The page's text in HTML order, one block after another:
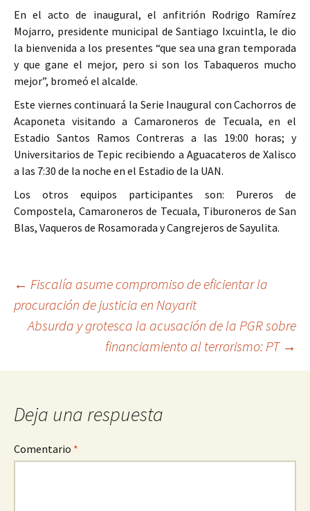
En el acto de inaugural, el anfitrión Rodrigo Ramírez
Mojarro, presidente municipal de Santiago Ixcuintla, le dio
la bienvenida a los presentes “que sea una gran temporada
y que gane el mejor, pero si son los Tabaqueros mucho
mejor”, bromeó el alcalde.
Este viernes continuará la Serie Inaugural con Cachorros de
Acaponeta visitando a Camaroneros de Tecuala, en el
Estadio Santos Ramos Contreras a las 19:00 horas; y
Universitarios de Tepic recibiendo a Aguacateros de Xalisco
a las 7:30 de la noche en el Estadio de la UAN.
Los otros equipos participantes son: Pureros de
Compostela, Camaroneros de Tecuala, Tiburoneros de San
Blas, Vaqueros de Rosamorada y Cangrejeros de Sayulita.
entrada
← Fiscalía asume compromiso de eficientar la
procuración de justicia en Nayarit
Absurda y grotesca la acusación de la PGR sobre
financiamiento al terrorismo: PT →
Deja una respuesta
Comentario *